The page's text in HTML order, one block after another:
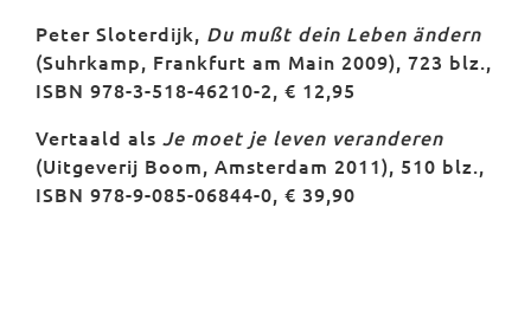
Peter Sloterdijk, Du mußt dein Leben ändern
(Suhrkamp, Frankfurt am Main 2009), 723 blz.,
ISBN 978-3-518-46210-2, € 12,95
Vertaald als Je moet je leven veranderen
(Uitgeverij Boom, Amsterdam 2011), 510 blz.,
ISBN 978-9-085-06844-0, € 39,90